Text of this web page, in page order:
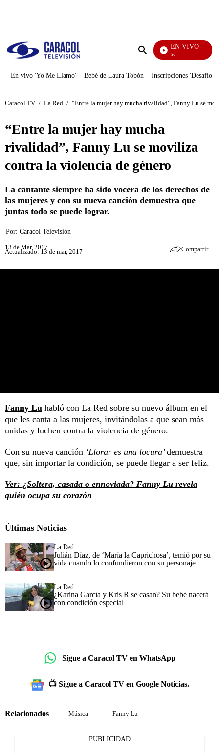
Enviar
EN VIVO
También Caerás
En vivo 'Yo Me Llamo' Bebé de Laura Tobón Inscripciones 'Desafío'
Caracol TV / La Red / “Entre la mujer hay mucha rivalidad”, Fanny Lu se
“Entre la mujer hay mucha
rivalidad”, Fanny Lu se moviliza
contra la violencia de género
La cantante siempre ha sido vocera de los derechos de
las mujeres y con su nueva canción demuestra que
juntas todo se puede lograr.
Por: Caracol Televisión
13 de Mar, 2017
Actualizado: 13 de mar, 2017 Compartir
Fanny Lu habló con La Red sobre su nuevo álbum en el
que les canta a las mujeres, invitándolas a que sean más
unidas y luchen contra la violencia de género.
Con su nueva canción ‘Llorar es una locura’demuestra
que, sin importar la condición, se puede llegar a ser feliz.
Ver: ¿Soltera, casada o ennoviada? Fanny Lu revela
quién ocupa su corazón
Últimas Noticias
La Red
Julián Díaz, de ‘María la Caprichosa’, temió por su
vida cuando lo confundieron con su personaje
La Red
¿Karina García y Kris R se casan? Su bebé nacerá
con condición especial
Sigue a Caracol TV en WhatsApp
📺 Sigue a Caracol TV en Google Noticias.
Relacionados Música Fanny Lu
PUBLICIDAD